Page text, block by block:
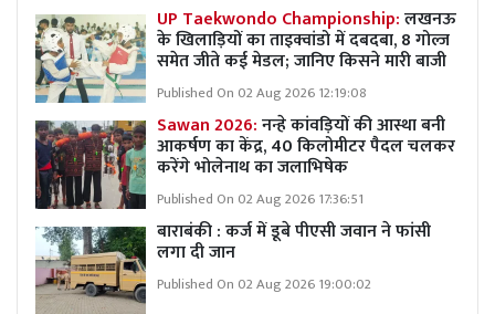
UP Taekwondo Championship:लखनऊ
के खिलाड़ियों का ताइक्वांडो में दबदबा, 8 गोल्ज
समेत जीते कई मेडल; जानिए किसने मारी बाजी
Published On 02 Aug 2026 12:19:08
Sawan 2026:नन्हे कांवड़ियों की आस्था बनी
आकर्षण का केंद्र, 40 किलोमीटर पैदल चलकर
करेंगे भोलेनाथ का जलाभिषेक
Published On 02 Aug 2026 17:36:51
बाराबंकी : कर्ज में डूबे पीएसी जवान ने फांसी
लगा दी जान
Published On 02 Aug 2026 19:00:02